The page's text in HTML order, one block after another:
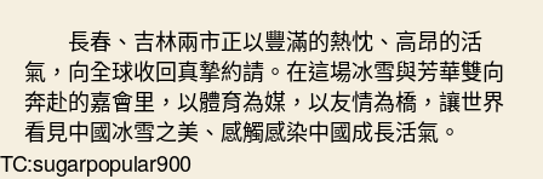
長春、吉林兩市正以豐滿的熱忱、高昂的活
氣，向全球收回真摯約請。在這場冰雪與芳華雙向
奔赴的嘉會里，以體育為媒，以友情為橋，讓世界
看見中國冰雪之美、感觸感染中國成長活氣。
TC:sugarpopular900